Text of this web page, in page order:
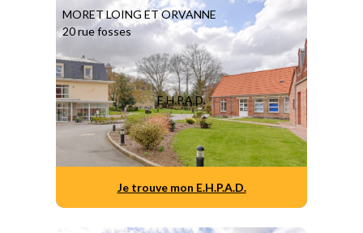
MORET LOING ET ORVANNE
20 rue fosses
E.H.P.A.D.
Je trouve mon E.H.P.A.D.